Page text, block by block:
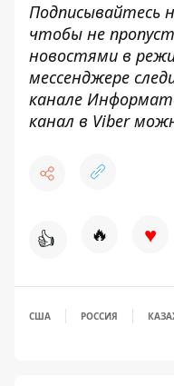
Подписывайтесь
чтобы не
новостями в
мессенджере
канале
канал в Viber
👍 🔥 ♥
США РОССИЯ